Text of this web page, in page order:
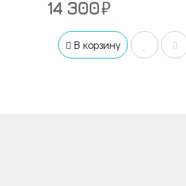
14 300
В корзину